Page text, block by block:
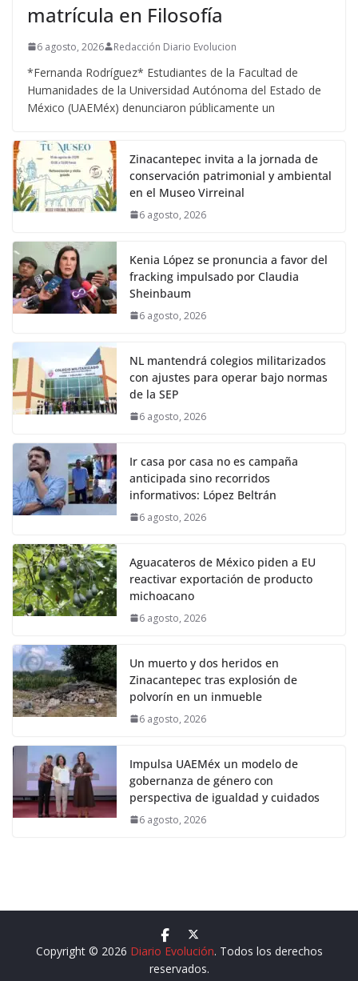
matrícula en Filosofía
6 agosto, 2026 Redacción Diario Evolucion
*Fernanda Rodríguez* Estudiantes de la Facultad de
Humanidades de la Universidad Autónoma del Estado de
México (UAEMéx) denunciaron públicamente un
Zinacantepec invita a la jornada de
conservación patrimonial y ambiental
en el Museo Virreinal
6 agosto, 2026
Kenia López se pronuncia a favor del
fracking impulsado por Claudia
Sheinbaum
6 agosto, 2026
NL mantendrá colegios militarizados
con ajustes para operar bajo normas
de la SEP
6 agosto, 2026
Ir casa por casa no es campaña
anticipada sino recorridos
informativos: López Beltrán
6 agosto, 2026
Aguacateros de México piden a EU
reactivar exportación de producto
michoacano
6 agosto, 2026
Un muerto y dos heridos en
Zinacantepec tras explosión de
polvorín en un inmueble
6 agosto, 2026
Impulsa UAEMéx un modelo de
gobernanza de género con
perspectiva de igualdad y cuidados
6 agosto, 2026
Copyright © 2026 Diario Evolución. Todos los derechos
reservados.